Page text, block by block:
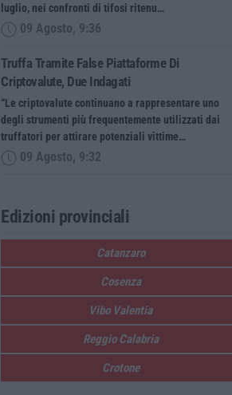
luglio, nei confronti di tifosi ritenu…
09 Agosto, 9:36
Truffa Tramite False Piattaforme Di
Criptovalute, Due Indagati
“Le criptovalute continuano a rappresentare uno
degli strumenti più frequentemente utilizzati dai
truffatori per attirare potenziali vittime…
09 Agosto, 9:32
Edizioni provinciali
Catanzaro
Cosenza
Vibo Valentia
Reggio Calabria
Crotone